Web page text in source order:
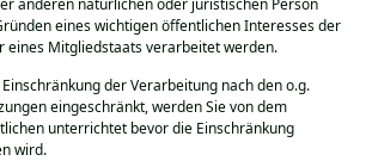
anderen natürlichen oder juristischen Person
eines wichtigen öffentlichen Interesses der
eines Mitgliedstaats verarbeitet werden.
der Verarbeitung nach den o.g.
eingeschränkt, werden Sie von dem
unterrichtet bevor die Einschränkung
wird.